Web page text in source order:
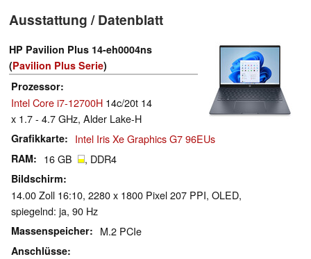
Ausstattung / Datenblatt
HP Pavilion Plus 14-eh0004ns
(Pavilion Plus Serie)
Prozessor
Intel Core i7-12700H 14c/20t 14
x 1.7 - 4.7 GHz, Alder Lake-H
Grafikkarte Intel Iris Xe Graphics G7 96EUs
RAM 16 GB , DDR4
Bildschirm
14.00 Zoll 16:10, 2280 x 1800 Pixel 207 PPI, OLED,
spiegelnd: ja, 90 Hz
Massenspeicher M.2 PCIe
Anschlüsse